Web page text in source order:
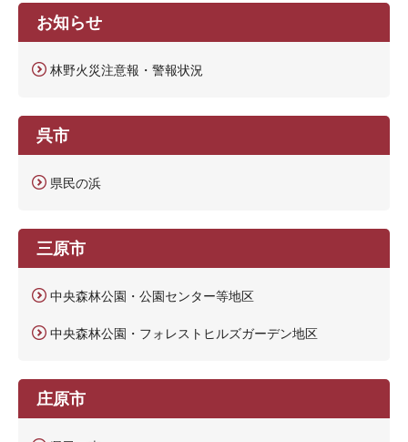
お知らせ
林野火災注意報・警報状況
呉市
県民の浜
三原市
中央森林公園・公園センター等地区
中央森林公園・フォレストヒルズガーデン地区
庄原市